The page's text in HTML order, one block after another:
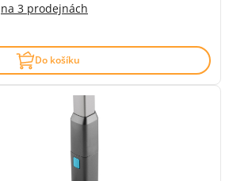
na 3 prodejnách
Do košíku